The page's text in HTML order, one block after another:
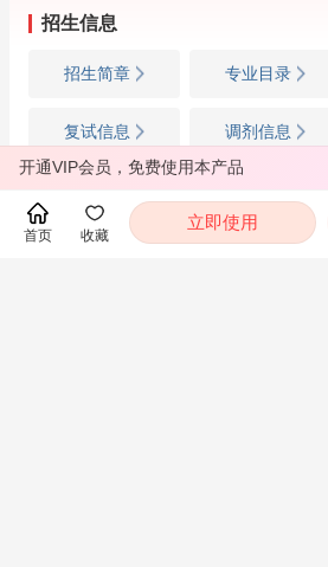
招生信息
招生简章 专业目录
复试信息 调剂信息
推荐免试
开通VIP会员，免费使用本产品
首页 收藏
立即使用